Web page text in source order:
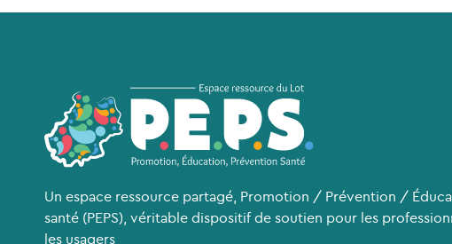
Un espace ressource partagé, Promotion / Prévention /
santé (PEPS), véritable dispositif de soutien pour les
les usagers